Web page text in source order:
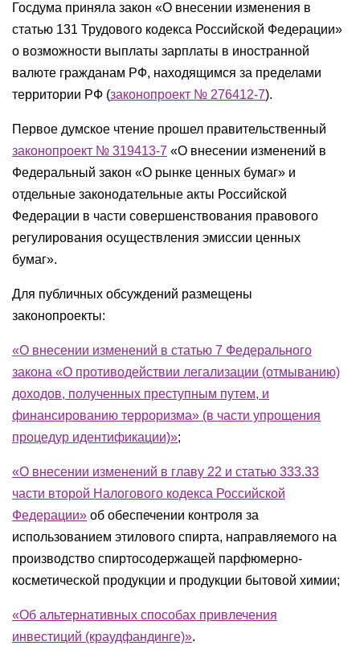
Госдума приняла закон «О внесении изменения в
статью 131 Трудового кодекса Российской Федерации»
о возможности выплаты зарплаты в иностранной
валюте гражданам РФ, находящимся за пределами
территории РФ (законопроект № 276412-7).
Первое думское чтение прошел правительственный
законопроект № 319413-7 «О внесении изменений в
Федеральный закон «О рынке ценных бумаг» и
отдельные законодательные акты Российской
Федерации в части совершенствования правового
регулирования осуществления эмиссии ценных
бумаг».
Для публичных обсуждений размещены
законопроекты:
«О внесении изменений в статью 7 Федерального
закона «О противодействии легализации (отмыванию)
доходов, полученных преступным путем, и
финансированию терроризма» (в части упрощения
процедур идентификации)»;
«О внесении изменений в главу 22 и статью 333.33
части второй Налогового кодекса Российской
Федерации» об обеспечении контроля за
использованием этилового спирта, направляемого на
производство спиртосодержащей парфюмерно-
косметической продукции и продукции бытовой химии;
«Об альтернативных способах привлечения
инвестиций (краудфандинге)».